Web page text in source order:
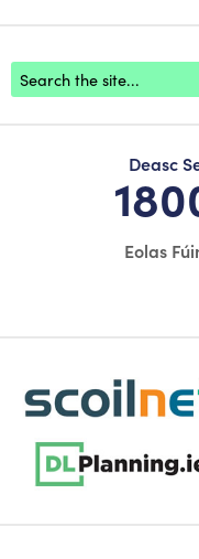
Footer search
Deasc
Eolas
scoilnet-footer-logo3
dlplanning-footer-logo-